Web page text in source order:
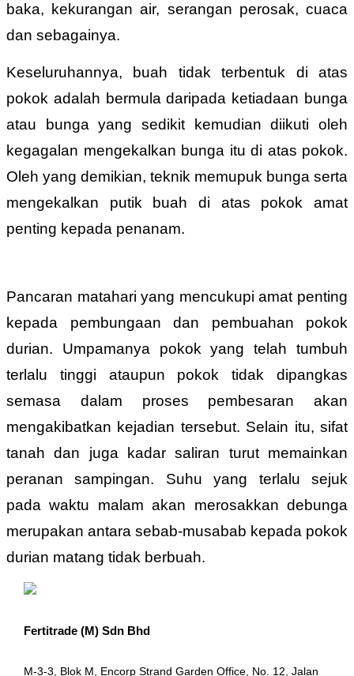
baka, kekurangan air, serangan perosak, cuaca
dan sebagainya.
Keseluruhannya, buah tidak terbentuk di atas
pokok adalah bermula daripada ketiadaan bunga
atau bunga yang sedikit kemudian diikuti oleh
kegagalan mengekalkan bunga itu di atas pokok.
Oleh yang demikian, teknik memupuk bunga serta
mengekalkan putik buah di atas pokok amat
penting kepada penanam.
Pancaran matahari yang mencukupi amat penting
kepada pembungaan dan pembuahan pokok
durian. Umpamanya pokok yang telah tumbuh
terlalu tinggi ataupun pokok tidak dipangkas
semasa dalam proses pembesaran akan
mengakibatkan kejadian tersebut. Selain itu, sifat
tanah dan juga kadar saliran turut memainkan
peranan sampingan. Suhu yang terlalu sejuk
pada waktu malam akan merosakkan debunga
merupakan antara sebab-musabab kepada pokok
durian matang tidak berbuah.
Fertitrade (M) Sdn Bhd
M-3-3, Blok M, Encorp Strand Garden Office, No. 12, Jalan